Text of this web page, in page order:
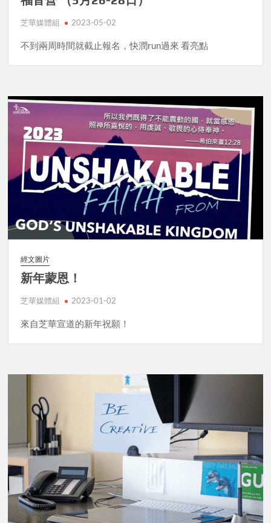
芝華媒體組 2023-05-02
不到兩周時間就截止報名，快潤run過來 看亮點
經文圖片
新年蒙恩！
芝華媒體組 2023-01-02
來自芝華宣道的新年祝願！